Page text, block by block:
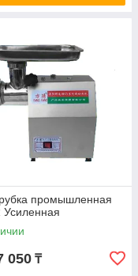
промышленная
Усиленная
050 ₸